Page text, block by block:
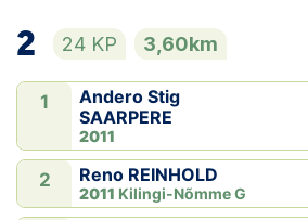
2 24 KP 3,60km
1
Andero Stig
SAARPERE
2011
2 Reno REINHOLD
2011 Kilingi-Nõmme G